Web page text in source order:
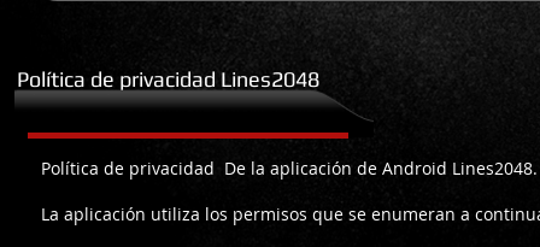
Política de privacidad Lines2048
Android
Política de privacidad De la aplicación de Android Lines2048.
La aplicación utiliza los permisos que se enumeran a